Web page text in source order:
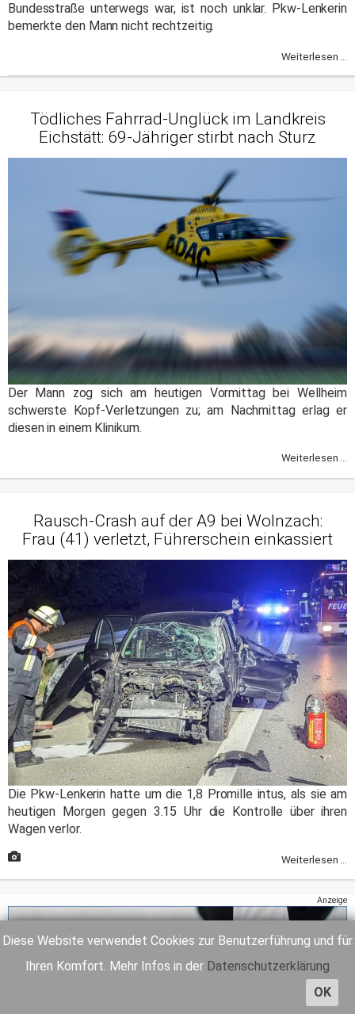
Diese Website verwendet Cookies zur Benutzerführung und für
Ihren Komfort. Mehr Infos in der Datenschutzerklärung
OK
Bundesstraße unterwegs war, ist noch unklar. Pkw-Lenkerin
bemerkte den Mann nicht rechtzeitig.
Weiterlesen ...
Tödliches Fahrrad-Unglück im Landkreis
Eichstätt: 69-Jähriger stirbt nach Sturz
Der Mann zog sich am heutigen Vormittag bei Wellheim
schwerste Kopf-Verletzungen zu; am Nachmittag erlag er
diesen in einem Klinikum.
Weiterlesen ...
Rausch-Crash auf der A9 bei Wolnzach:
Frau (41) verletzt, Führerschein einkassiert
Die Pkw-Lenkerin hatte um die 1,8 Promille intus, als sie am
heutigen Morgen gegen 3.15 Uhr die Kontrolle über ihren
Wagen verlor.
Weiterlesen ...
Anzeige